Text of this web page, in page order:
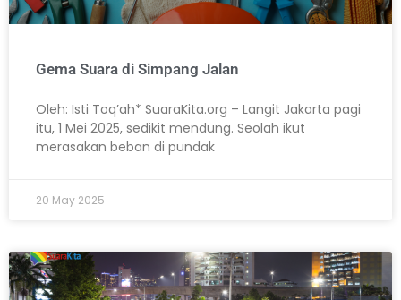
Gema Suara di Simpang Jalan
Oleh: Isti Toq’ah* SuaraKita.org – Langit Jakarta pagi
itu, 1 Mei 2025, sedikit mendung. Seolah ikut
merasakan beban di pundak
20 May 2025